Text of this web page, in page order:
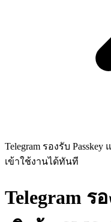
Telegram รองรับ
เข้าใช้งานได้ทันที
Telegram ร